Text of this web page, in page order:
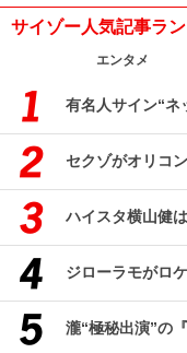
サイゾー人気記事ラ
エンタメ
有名人サイン“ネ
セクゾがオリコ
ハイスタ横山健
ジローラモがロ
瀧“極秘出演”の